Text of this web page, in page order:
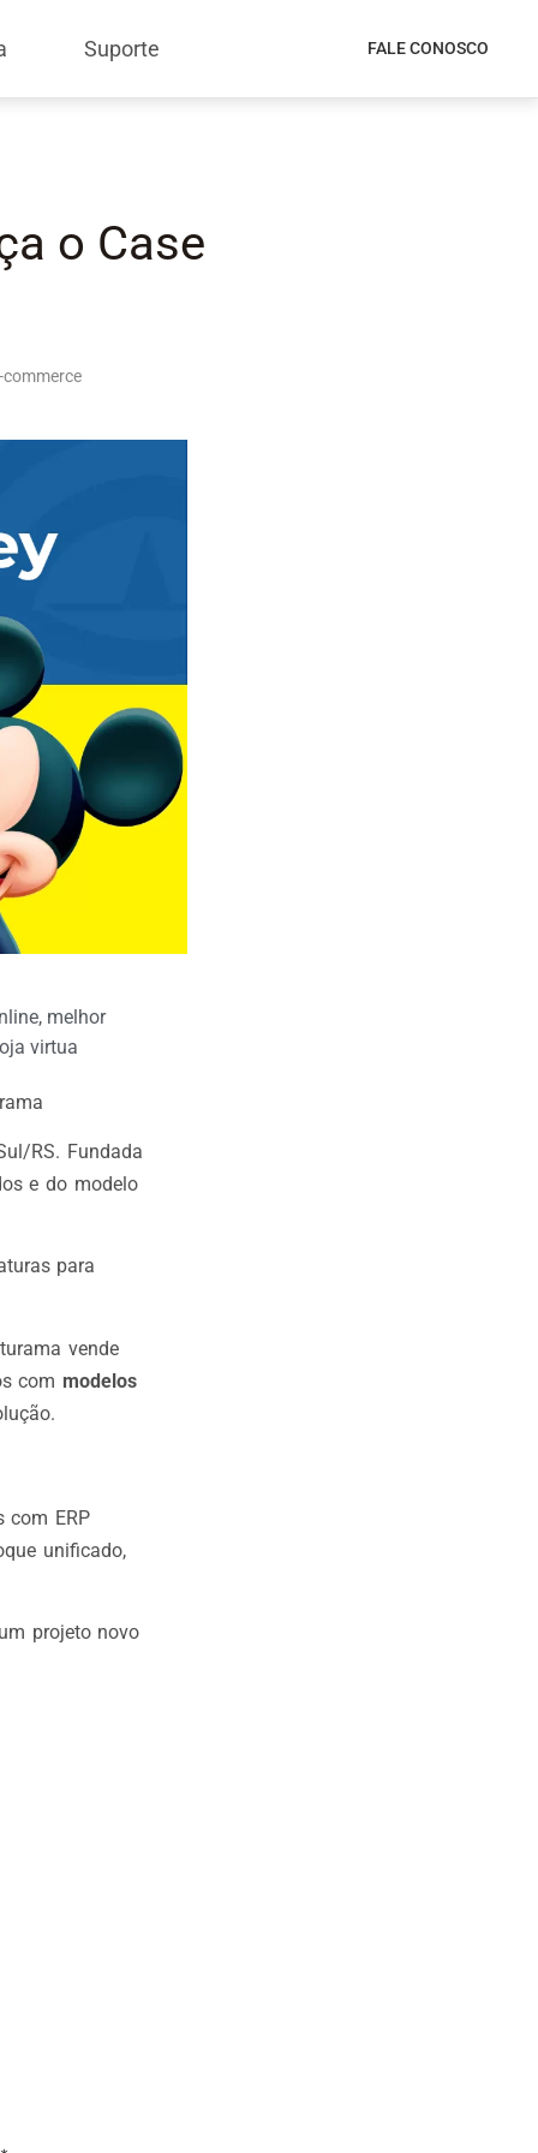
Suporte FALE CONOSCO
o Case
, melhor
virtua
RS. Fundada
e do modelo
para
vende
com modelos
com ERP
unificado,
projeto novo